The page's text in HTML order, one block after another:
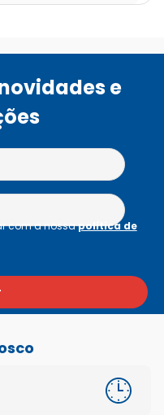
e
com a nossapolítica de